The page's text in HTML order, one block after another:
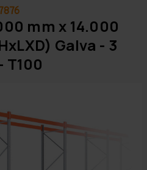
mm x 14.000
Galva - 3
T100